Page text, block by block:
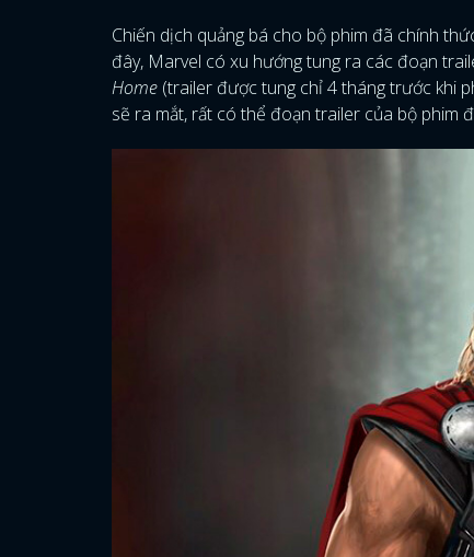
Chiến dịch quảng bá cho bộ phim đã chính
đây, Marvel có xu hướng tung ra các đoạn
Home (trailer được tung chỉ 4 tháng trước khi
sẽ ra mắt, rất có thể đoạn trailer của bộ phim